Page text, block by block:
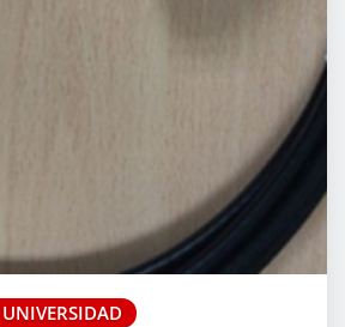
UNIVERSIDAD